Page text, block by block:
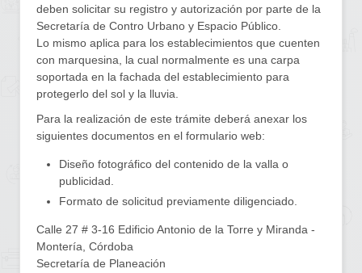
deben solicitar su registro y autorización por parte de la
Secretaría de Contro Urbano y Espacio Público.
Lo mismo aplica para los establecimientos que cuenten
con marquesina, la cual normalmente es una carpa
soportada en la fachada del establecimiento para
protegerlo del sol y la lluvia.
Para la realización de este trámite deberá anexar los
siguientes documentos en el formulario web:
Diseño fotográfico del contenido de la valla o
publicidad.
Formato de solicitud previamente diligenciado.
Calle 27 # 3-16 Edificio Antonio de la Torre y Miranda -
Montería, Córdoba
Secretaría de Planeación